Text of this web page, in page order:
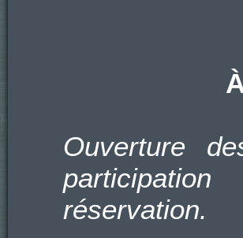
Ouverture
réservation.